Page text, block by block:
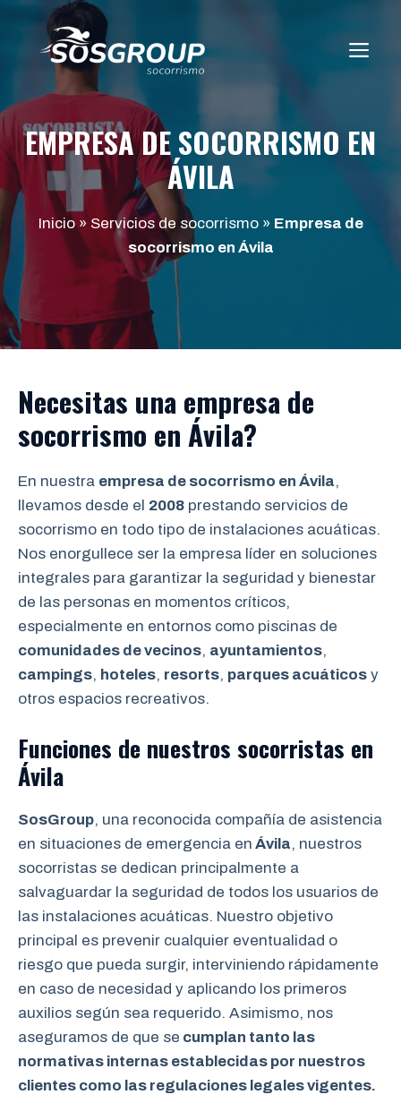
contenido
EMPRESA DE SOCORRISMO EN
ÁVILA
Inicio» Servicios de socorrismo» Empresa de
socorrismo en Ávila
Necesitas una empresa de
socorrismo en Ávila?
En nuestra empresa de socorrismo en Ávila,
llevamos desde el 2008 prestando servicios de
socorrismo en todo tipo de instalaciones acuáticas.
Nos enorgullece ser la empresa líder en soluciones
integrales para garantizar la seguridad y bienestar
de las personas en momentos críticos,
especialmente en entornos como piscinas de
comunidades de vecinos, ayuntamientos,
campings, hoteles, resorts, parques acuáticos y
otros espacios recreativos.
Funciones de nuestros socorristas en
Ávila
SosGroup, una reconocida compañía de asistencia
en situaciones de emergencia en Ávila, nuestros
socorristas se dedican principalmente a
salvaguardar la seguridad de todos los usuarios de
las instalaciones acuáticas. Nuestro objetivo
principal es prevenir cualquier eventualidad o
riesgo que pueda surgir, interviniendo rápidamente
en caso de necesidad y aplicando los primeros
auxilios según sea requerido. Asimismo, nos
aseguramos de que se cumplan tanto las
normativas internas establecidas por nuestros
clientes como las regulaciones legales vigentes.